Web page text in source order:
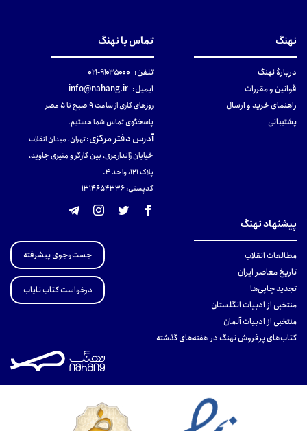
نهنگ
دربارهٔ نهنگ
قوانین و مقررات
راهنمای خرید و ارسال
پشتیبانی
تماس با نهنگ
تلفن: ۹۱۰۳۵۰۰۰-۰۲۱
ایمیل: info@nahang.ir
روزهای کاری از ساعت ۹ صبح تا ۵ عصر
پاسخگوی تماس شما هستیم.
آدرس دفتر مرکزی:تهران، میدان انقلاب
خیابان ژاندارمری، بین کارگر و منیری جاوید،
پلاک 121، واحد ۴.
کدپستی: 131465433۶
پیشنهاد نهنگ
مطالعات انقلاب
تاریخ معاصر ایران
تجدید چاپی‌ها
منتخبی از ادبیات انگلستان
منتخبی از ادبیات آلمان
کتاب‌های پرفروش نهنگ در هفته‌های گذشته
جست‌وجوی پیشرفته
درخواست کتاب نایاب